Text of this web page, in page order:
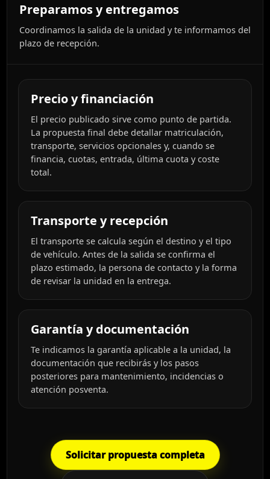
Preparamos y entregamos
Coordinamos la salida de la unidad y te informamos del
plazo de recepción.
Precio y financiación
El precio publicado sirve como punto de partida.
La propuesta final debe detallar matriculación,
transporte, servicios opcionales y, cuando se
financia, cuotas, entrada, última cuota y coste
total.
Transporte y recepción
El transporte se calcula según el destino y el tipo
de vehículo. Antes de la salida se confirma el
plazo estimado, la persona de contacto y la forma
de revisar la unidad en la entrega.
Garantía y documentación
Te indicamos la garantía aplicable a la unidad, la
documentación que recibirás y los pasos
posteriores para mantenimiento, incidencias o
atención posventa.
Solicitar propuesta completa